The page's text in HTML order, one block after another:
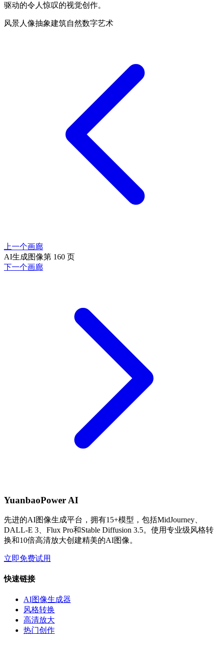
驱动的令人惊叹的视觉创作。
风景人像抽象建筑自然数字艺术
上一个画廊
AI生成图像第 160 页
下一个画廊
YuanbaoPower AI
先进的AI图像生成平台，拥有15+模型，包括MidJourney、
DALL-E 3、Flux Pro和Stable Diffusion 3.5。使用专业级风格转
换和10倍高清放大创建精美的AI图像。
立即免费试用
快速链接
AI图像生成器
风格转换
高清放大
热门创作